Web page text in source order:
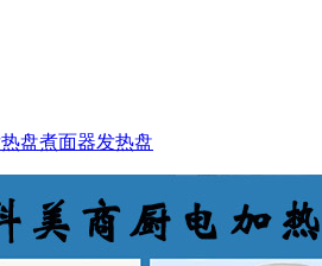
盘煮面器发热盘